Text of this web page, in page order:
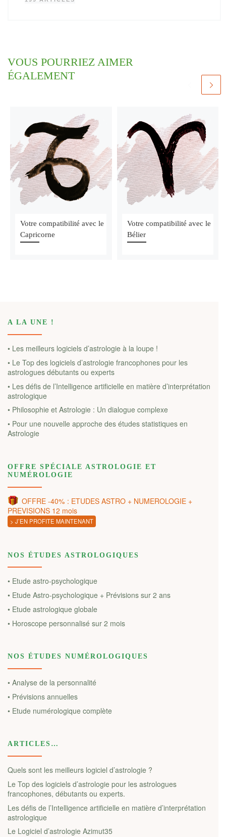
VOUS POURRIEZ AIMER
ÉGALEMENT
Votre compatibilité avec le
Capricorne
Votre compatibilité avec le
Bélier
A LA UNE !
• Les meilleurs logiciels d’astrologie à la loupe !
• Le Top des logiciels d’astrologie francophones pour les
astrologues débutants ou experts
• Les défis de l’Intelligence artificielle en matière d’interprétation
astrologique
• Philosophie et Astrologie : Un dialogue complexe
• Pour une nouvelle approche des études statistiques en
Astrologie
OFFRE SPÉCIALE ASTROLOGIE ET
NUMÉROLOGIE
OFFRE -40% : ETUDES ASTRO + NUMEROLOGIE +
PREVISIONS 12 mois
> J’EN PROFITE MAINTENANT
NOS ÉTUDES ASTROLOGIQUES
• Etude astro-psychologique
• Etude Astro-psychologique + Prévisions sur 2 ans
• Etude astrologique globale
• Horoscope personnalisé sur 2 mois
NOS ÉTUDES NUMÉROLOGIQUES
• Analyse de la personnalité
• Prévisions annuelles
• Etude numérologique complète
ARTICLES…
Quels sont les meilleurs logiciel d’astrologie ?
Le Top des logiciels d’astrologie pour les astrologues
francophones, débutants ou experts.
Les défis de l’Intelligence artificielle en matière d’interprétation
astrologique
Le Logiciel d’astrologie Azimut35